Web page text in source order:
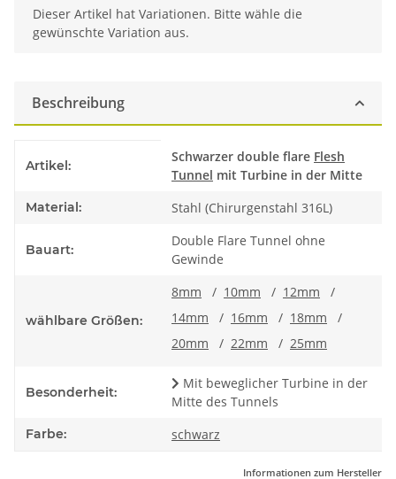
x
Dieser Artikel hat Variationen. Bitte wähle die
gewünschte Variation aus.
Beschreibung
Artikel:
Schwarzer double flare Flesh
Tunnel mit Turbine in der Mitte
Material: Stahl (Chirurgenstahl 316L)
Bauart:
Double Flare Tunnel ohne
Gewinde
wählbare Größen:
8mm / 10mm / 12mm
/
14mm
/ 16mm / 18mm
/
20mm
/ 22mm / 25mm
Besonderheit:
Mit beweglicher Turbine in der
Mitte des Tunnels
Farbe: schwarz
Informationen zum Hersteller